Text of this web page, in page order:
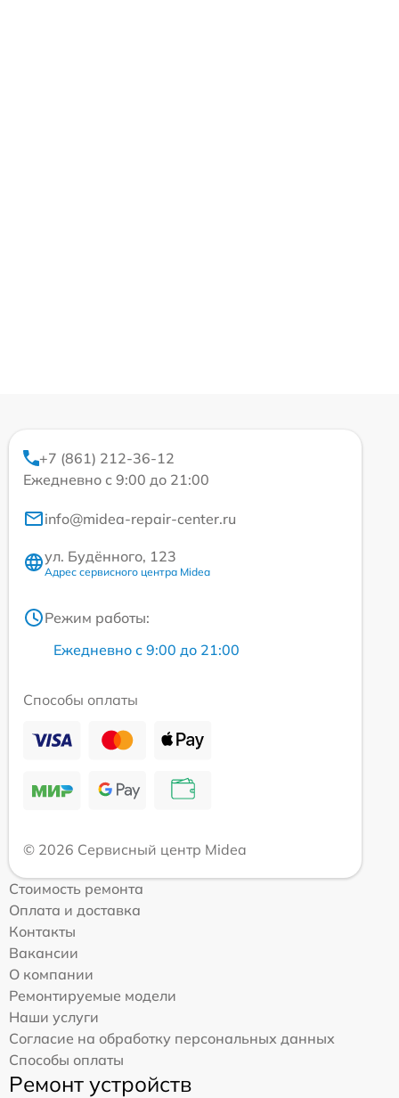
+7 (861) 212-36-12
Ежедневно с 9:00 до 21:00
info@midea-repair-center.ru
ул. Будённого, 123
Адрес сервисного центра Midea
Режим работы:
Ежедневно с 9:00 до 21:00
Способы оплаты
© 2026 Сервисный центр Midea
Стоимость ремонта
Оплата и доставка
Контакты
Вакансии
О компании
Ремонтируемые модели
Наши услуги
Согласие на обработку персональных данных
Способы оплаты
Ремонт устройств